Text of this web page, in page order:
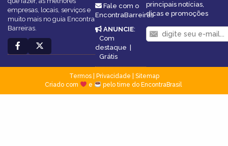
empresas, locais, serviços e
muito mais no guia Encontra
Barreiras.
Fale com o
EncontraBarreiras
ANUNCIE:
Com
destaque
Grátis
principais notícias,
dicas e promoções
Termos| Privacidade
Sitemap
Criado com
e pelo time do EncontraBrasil